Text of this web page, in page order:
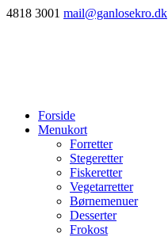
4818 3001 mail@ganlosekro.dk
Forside
Menukort
Forretter
Stegeretter
Fiskeretter
Vegetarretter
Børnemenuer
Desserter
Frokost